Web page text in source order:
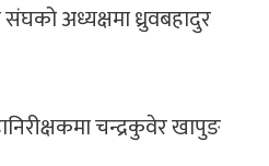
अध्यक्षमा ध्रुवबहादुर
चन्द्रकुवेर खापुङ